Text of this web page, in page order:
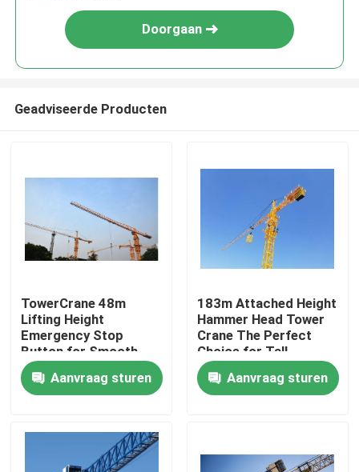
Thuis
Producten
Over ons
Doorgaan
Geadviseerde Producten
TowerCrane 48m
Lifting Height
Emergency Stop
Button for Smooth
and Safe Construction
Aanvraag sturen
183m Attached Height
Hammer Head Tower
Crane The Perfect
Choice for Tall
Structures
Aanvraag sturen